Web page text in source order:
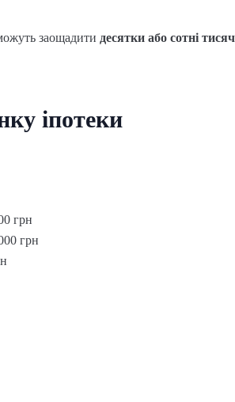
заощадити десятки або сотні
іпотеки
грн
грн